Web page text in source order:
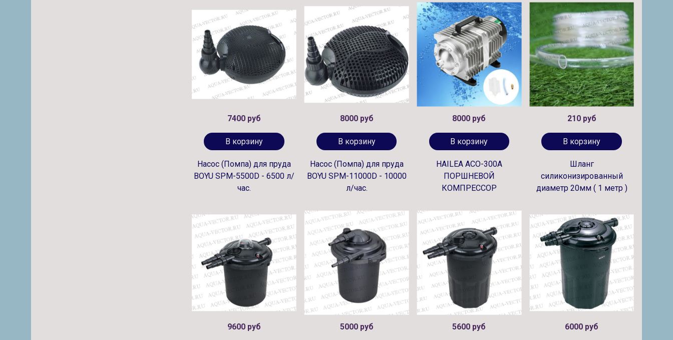
7400 руб
В корзину
Насос (Помпа) для пруда
BOYU SPM-5500D - 6500 л/
час.
8000 руб
В корзину
Насос (Помпа) для пруда
BOYU SPM-11000D - 10000
л/час.
8000 руб
В корзину
HAILEA ACO-300A
ПОРШНЕВОЙ
КОМПРЕССОР
210 руб
В корзину
Шланг
силиконизированный
диаметр 20мм ( 1 метр )
9600 руб 5000 руб 5600 руб 6000 руб